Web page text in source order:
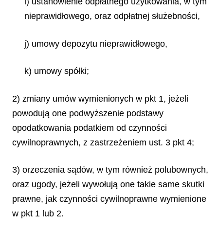
nieprawidłowego, oraz odpłatnej służebności,
j) umowy depozytu nieprawidłowego,
k) umowy spółki;
2) zmiany umów wymienionych w pkt 1, jeżeli
powodują one podwyższenie podstawy
opodatkowania podatkiem od czynności
cywilnoprawnych, z zastrzeżeniem ust. 3 pkt 4;
3) orzeczenia sądów, w tym również polubownych,
oraz ugody, jeżeli wywołują one takie same skutki
prawne, jak czynności cywilnoprawne wymienione
w pkt 1 lub 2.